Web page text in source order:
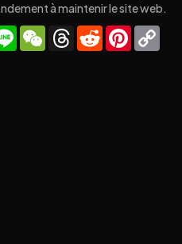
à maintenir le site web.
Line WeChatThreads
Reddit